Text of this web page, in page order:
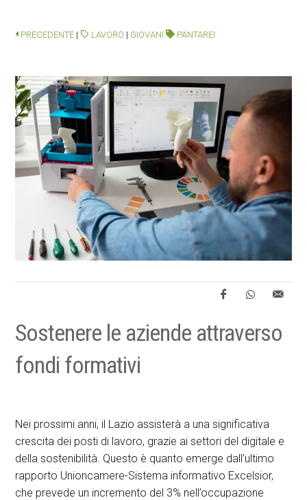
PRECEDENTE | LAVORO | GIOVANI PANTAREI
Sostenere le aziende attraverso
fondi formativi
Nei prossimi anni, il Lazio assisterà a una significativa
crescita dei posti di lavoro, grazie ai settori del digitale e
della sostenibilità. Questo è quanto emerge dall’ultimo
rapporto Unioncamere-Sistema informativo Excelsior,
che prevede un incremento del 3% nell’occupazione